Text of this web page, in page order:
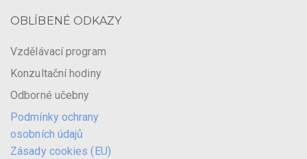
OBLÍBENÉ ODKAZY
Vzdělávací program
Konzultační hodiny
Odborné učebny
Podmínky ochrany
osobních údajů
Zásady cookies (EU)